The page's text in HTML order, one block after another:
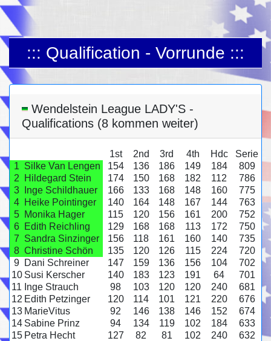
::: Qualification - Vorrunde :::
Wendelstein League LADY'S -
Qualifications (8 kommen weiter)
1st 2nd 3rd 4th Hdc
Serie
1 Silke Van Lengen 154 136 186 149 184
809
2
Hildegard Stein 174 150 168 182 112
786
3
Inge Schildhauer 166 133 168 148 160
775
4 Heike Pointinger 140 164 148 167 144
763
5 Monika Hager 115 120 156 161 200
752
6 Edith Reichling 129 168 168 113 172
750
7 Sandra Sinzinger 156 118 161 160 140
735
8 Christine Schön 135 120 126 115 224
720
9 Dani Schreiner 147 159 136 156 104
702
10 Susi Kerscher 140 183 123 191 64
701
11 Inge Strauch 98 103 120 120 240
681
12 Edith Petzinger 120 114 101 121 220
676
13 MarieVitus 92 146 138 146 152
674
14 Sabine Prinz 94 134 119 102 184
633
15 Petra Hecht 127 82 81 102 240 632